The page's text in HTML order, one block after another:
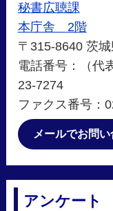
秘書広聴課
本庁舎 2階
〒315-8640 茨
電話番号：（代
23-7274
ファクス番号：
メールでお問
アンケート